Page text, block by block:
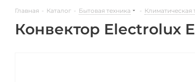
Главная - Каталог - Бытовая техника - Климатическая
Конвектор Electrolux